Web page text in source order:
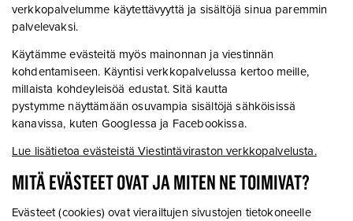
verkkopalvelumme käytettävyyttä ja sisältöjä sinua paremmin
palvelevaksi.
Käytämme evästeitä myös mainonnan ja viestinnän
kohdentamiseen. Käyntisi verkkopalvelussa kertoo meille,
millaista kohdeyleisöä edustat. Sitä kautta
pystymme näyttämään osuvampia sisältöjä sähköisissä
kanavissa, kuten Googlessa ja Facebookissa.
Lue lisätietoa evästeistä Viestintäviraston verkkopalvelusta.
MITÄ EVÄSTEET OVAT JA MITEN NE TOIMIVAT?
Evästeet (cookies) ovat vierailtujen sivustojen tietokoneelle